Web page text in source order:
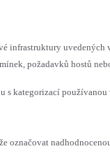
infrastruktury uvedených
požadavků hostů
kategorizací používanou
označovat